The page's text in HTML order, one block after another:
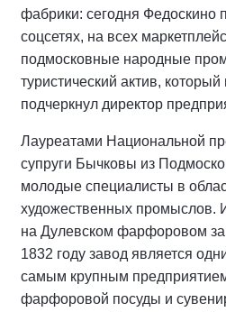
фабрики: сегодня Федоскино
соцсетях, на всех
подмосковные народные
туристический актив,
подчеркнул директор
Лауреатами Национальной
супруги Бычковы из
молодые специалисты в
художественных промыслов.
на Дулевском фарфоровом
1832 году завод является
самым крупным
фарфоровой посуды и